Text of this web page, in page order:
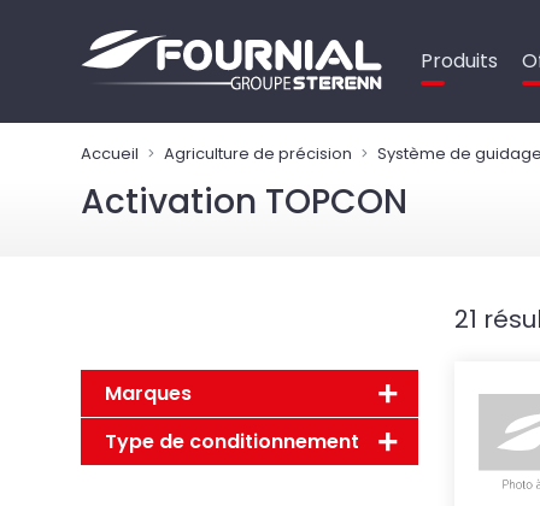
Produits
Accueil Agriculture de précision Système de
Activation TOPCON
Marques
Type de conditionnement
21